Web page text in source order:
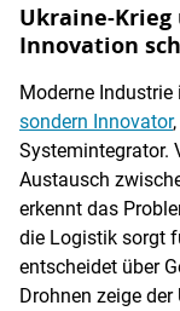
Ukraine-Krieg
Innovation
Moderne
sondern Innovator
Systemintegrator.
Austausch
erkennt das
die Logistik sorgt
entscheidet über
Drohnen zeige der